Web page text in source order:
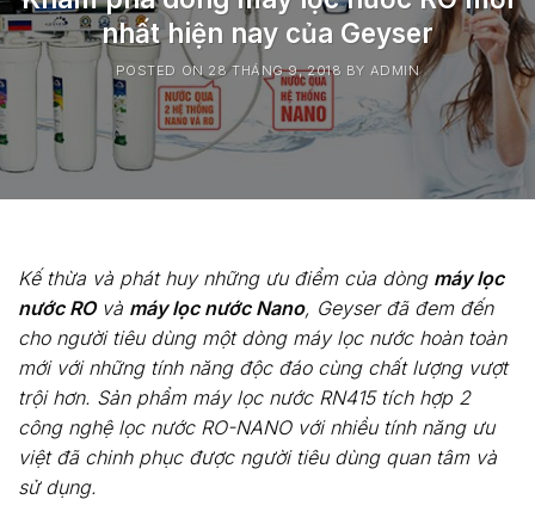
nhất hiện nay của Geyser
POSTED ON 28 THÁNG 9, 2018 BY ADMIN
Kế thừa và phát huy những ưu điểm của dòng máy lọc
nước ROvà máy lọc nước Nano, Geyser đã đem đến
cho người tiêu dùng một dòng máy lọc nước hoàn toàn
mới với những tính năng độc đáo cùng chất lượng vượt
trội hơn. Sản phẩm máy lọc nước RN415 tích hợp 2
công nghệ lọc nước RO-NANO với nhiều tính năng ưu
việt đã chinh phục được người tiêu dùng quan tâm và
sử dụng.